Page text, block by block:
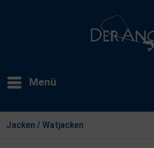
Menü
Jacken / Watjacken